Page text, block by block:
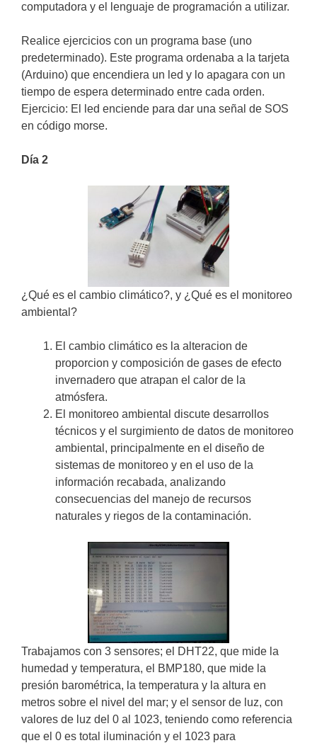
computadora y el lenguaje de programación a utilizar.
Realice ejercicios con un programa base (uno
predeterminado). Este programa ordenaba a la tarjeta
(Arduino) que encendiera un led y lo apagara con un
tiempo de espera determinado entre cada orden.
Ejercicio: El led enciende para dar una señal de SOS
en código morse.
Dí­a 2
¿Qué es el cambio climático?, y ¿Qué es el monitoreo
ambiental?
El cambio climático es la alteracion de
proporcion y composición de gases de efecto
invernadero que atrapan el calor de la
atmósfera.
El monitoreo ambiental discute desarrollos
técnicos y el surgimiento de datos de monitoreo
ambiental, principalmente en el diseño de
sistemas de monitoreo y en el uso de la
información recabada, analizando
consecuencias del manejo de recursos
naturales y riegos de la contaminación.
Trabajamos con 3 sensores; el DHT22, que mide la
humedad y temperatura, el BMP180, que mide la
presión barométrica, la temperatura y la altura en
metros sobre el nivel del mar; y el sensor de luz, con
valores de luz del 0 al 1023, teniendo como referencia
que el 0 es total iluminación y el 1023 para